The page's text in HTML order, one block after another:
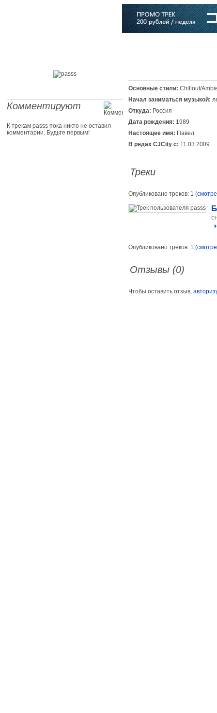
Комментируют
К трекам passs пока никто не оставил
комментарии. Будьте первым!
Основные стили: Chillout/
Начал заниматься музыкой:
Откуда: Россия
Дата рождения: 1989
Настоящее имя: Павел
В рядах CJCity с: 11.03.2009
Треки
Опубликовано треков: 1
Опубликовано треков: 1
Отзывы (0)
Чтобы оставить отзыв,